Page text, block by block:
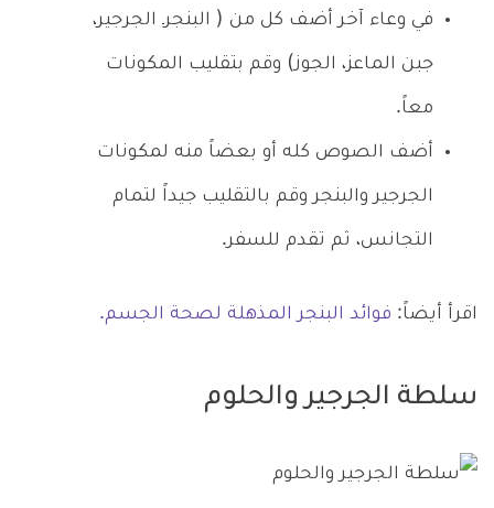
في وعاء آخر أضف كل من ( البنجرـ الجرجير،
جبن الماعز، الجوز) وقم بتقليب المكونات
معاً.
أضف الصوص كله أو بعضاً منه لمكونات
الجرجير والبنجر وقم بالتقليب جيداً لتمام
التجانس، ثم تقدم للسفر.
اقرأ أيضاً: فوائد البنجر المذهلة لصحة الجسم.
سلطة الجرجير والحلوم